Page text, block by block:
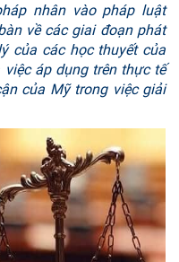
nhân vào pháp luật
về các giai đoạn phát
của các học thuyết của
việc áp dụng trên thực tế
của Mỹ trong việc giải